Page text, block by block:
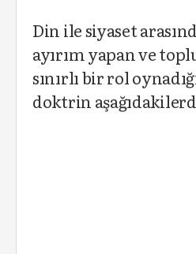
Din ile siyaset
ayırım yapan ve
sınırlı bir rol
doktrin